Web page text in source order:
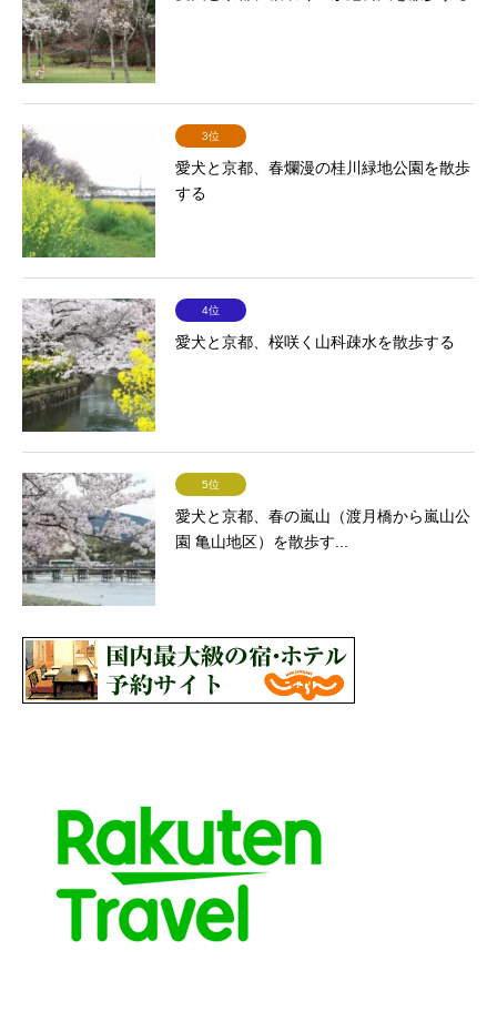
3位
愛犬と京都、春爛漫の桂川緑地公園を散歩
する
4位
愛犬と京都、桜咲く山科疎水を散歩する
5位
愛犬と京都、春の嵐山（渡月橋から嵐山公
園 亀山地区）を散歩す...